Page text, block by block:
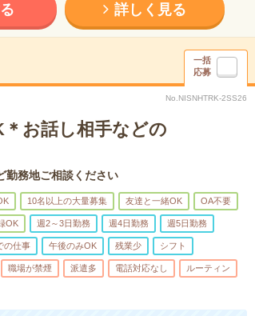
詳しく見る
一括
応募
No.NISNHTRK-2SS26
＊お話し相手などの
務地ご相談ください
10名以上の大量募集 友達と一緒OK OA不要
OK 週2～3日勤務 週4日勤務 週5日勤務
の仕事 午後のみOK 残業少 シフト
職場が禁煙 派遣多 電話対応なし ルーティン